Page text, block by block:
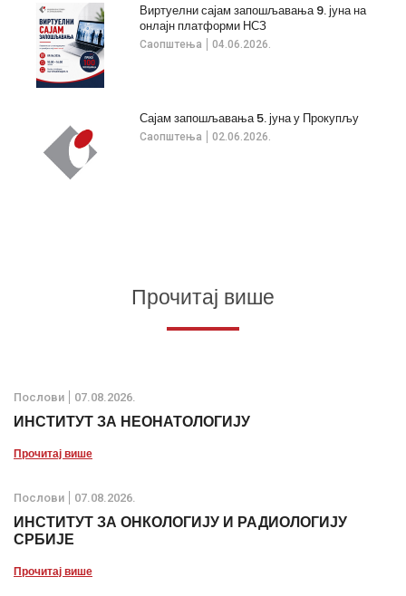
Саопштења 04.06.2026.
Виртуелни сајам запошљавања 9. јуна на
онлајн платформи НСЗ
Саопштења 02.06.2026.
Сајам запошљавања 5. јуна у Прокупљу
Прочитај више
Послови 07.08.2026.
ИНСТИТУТ ЗА НЕОНАТОЛОГИЈУ
Прочитај више
Послови 07.08.2026.
ИНСТИТУТ ЗА ОНКОЛОГИЈУ И РАДИОЛОГИЈУ
СРБИЈЕ
Прочитај више